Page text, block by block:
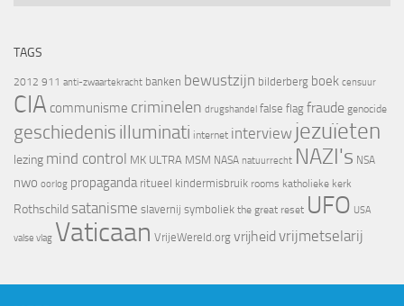
TAGS
2012 911 anti-zwaartekracht banken bewustzijn bilderberg boek censuur
CIA communisme criminelen drugshandel false flag fraude genocide
geschiedenis illuminati internet interview jezuïeten
lezing mind control MK ULTRA MSM NASA natuurrecht NAZI's NSA
nwo oorlog propaganda ritueel kindermisbruik rooms katholieke kerk
Rothschild satanisme slavernij symboliek the great reset UFO USA
valse vlag Vaticaan VrijeWereld.org vrijheid vrijmetselarij